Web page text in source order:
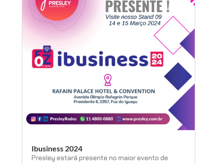
Ibusiness 2024
Presley estará presente no maior evento de